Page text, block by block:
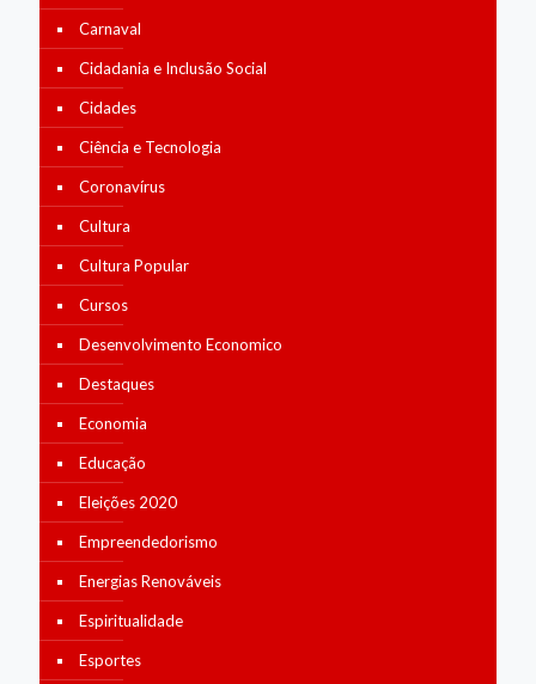
Carnaval
Cidadania e Inclusão Social
Cidades
Ciência e Tecnologia
Coronavírus
Cultura
Cultura Popular
Cursos
Desenvolvimento Economico
Destaques
Economia
Educação
Eleições 2020
Empreendedorismo
Energias Renováveis
Espiritualidade
Esportes